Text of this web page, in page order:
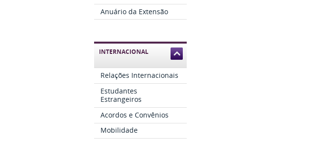
Anuário da Extensão
INTERNACIONAL
Relações Internacionais
Estudantes
Estrangeiros
Acordos e Convênios
Mobilidade